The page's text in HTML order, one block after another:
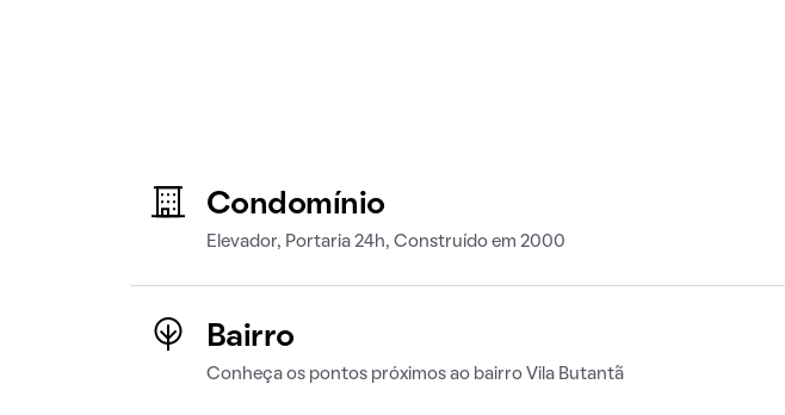
Condomínio
Elevador, Portaria 24h, Construído em 2000
Bairro
Conheça os pontos próximos ao bairro Vila Butantã